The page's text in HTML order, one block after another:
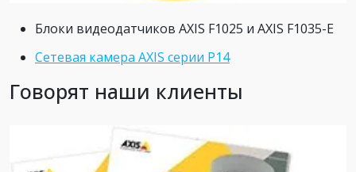
Блоки видеодатчиков AXIS F1025 и AXIS F1035-E
Сетевая камера AXIS серии P14
Говорят наши клиенты